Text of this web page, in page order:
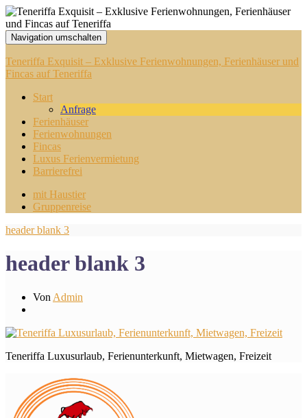
Navigation umschalten
Teneriffa Exquisit – Exklusive Ferienwohnungen, Ferienhäuser und
Fincas auf Teneriffa
Start
Anfrage
Ferienhäuser
Ferienwohnungen
Fincas
Luxus Ferienvermietung
Barrierefrei
mit Haustier
Gruppenreise
header blank 3
header blank 3
Von Admin
Teneriffa Luxusurlaub, Ferienunterkunft, Mietwagen, Freizeit